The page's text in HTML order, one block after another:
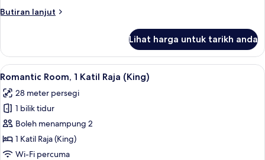
Ratu
Butiran lanjut
Butiran
Room,
Katil
(Queen)
Lihat harga untuk tarikh anda
Lihat
semua
foto
untuk
Romantic
Room,
1
Romantic Room, 1 Katil Raja (King) |
8
Romantic Room, 1 Katil Raja (King)
28 meter persegi
1 bilik tidur
Boleh menampung 2
1 Katil Raja (King)
Wi-Fi percuma